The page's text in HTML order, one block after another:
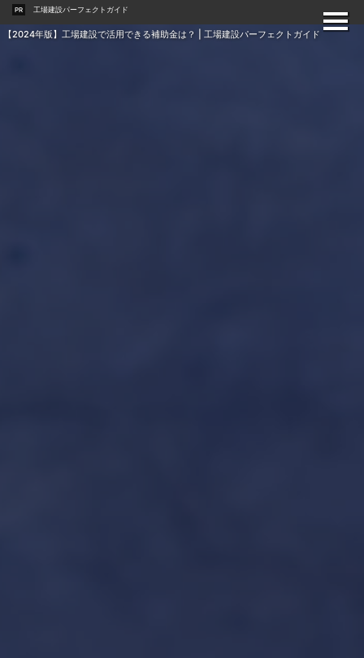
PR 工場建設パーフェクトガイド
【2024年版】工場建設で活用できる補助金は？ | 工場建設パーフェクトガイド